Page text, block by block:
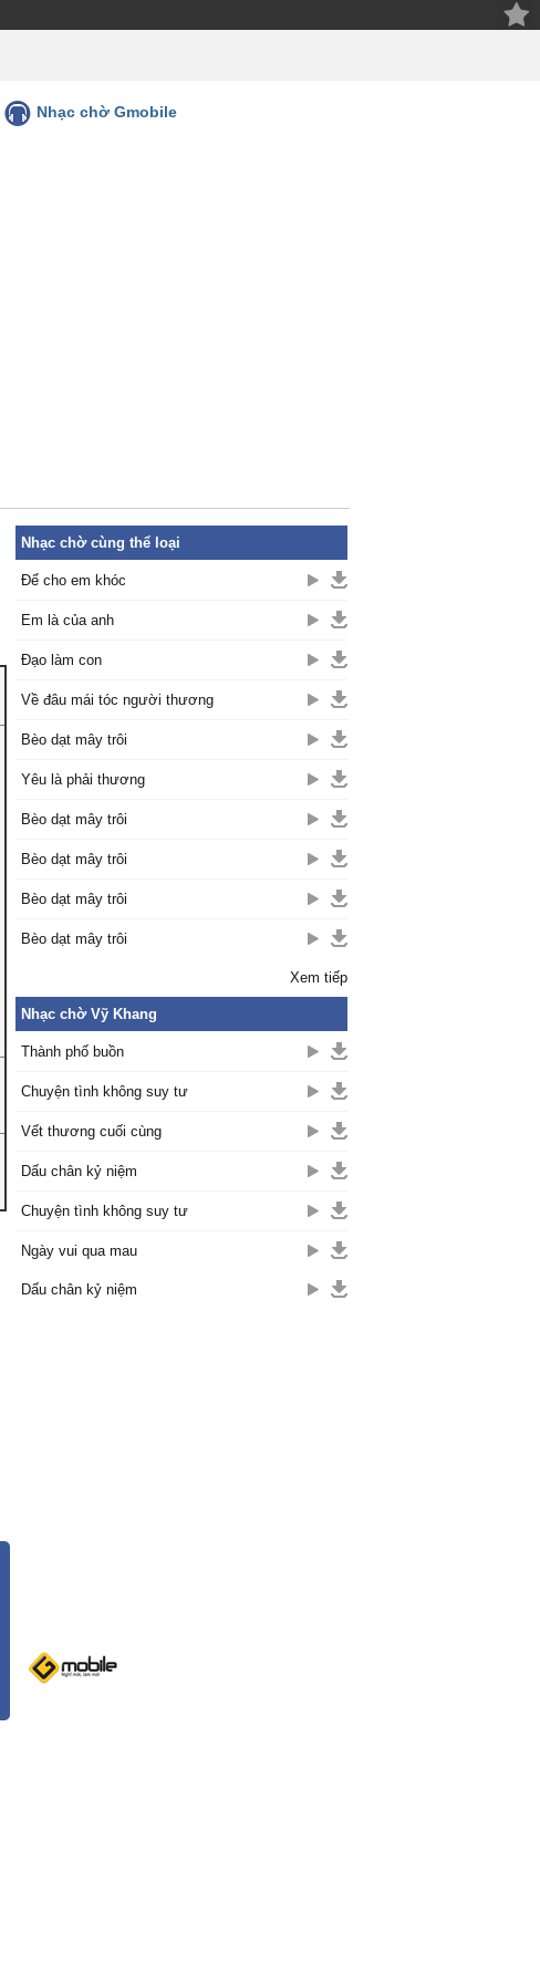
Nhạc chờ Gmobile
Nhạc chờ cùng thể loại
Để cho em khóc
Em là của anh
Đạo làm con
Về đâu mái tóc người thương
Bèo dạt mây trôi
Yêu là phải thương
Bèo dạt mây trôi
Bèo dạt mây trôi
Bèo dạt mây trôi
Bèo dạt mây trôi
Xem tiếp
Nhạc chờ Vỹ Khang
Thành phố buồn
Chuyện tình không suy tư
Vết thương cuối cùng
Dấu chân kỷ niệm
Chuyện tình không suy tư
Ngày vui qua mau
Dấu chân kỷ niệm